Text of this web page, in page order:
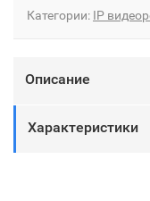
Категории: IP
Описание
Характеристики